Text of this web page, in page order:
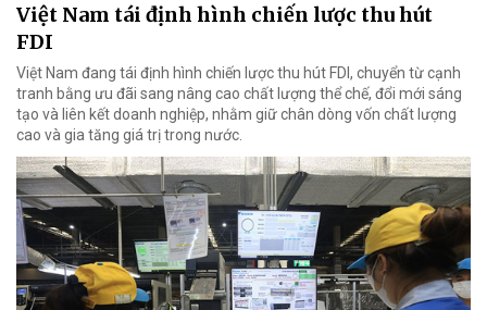
Việt Nam tái định hình chiến lược thu hút
FDI
Việt Nam đang tái định hình chiến lược thu hút FDI, chuyển từ cạnh
tranh bằng ưu đãi sang nâng cao chất lượng thể chế, đổi mới sáng
tạo và liên kết doanh nghiệp, nhằm giữ chân dòng vốn chất lượng
cao và gia tăng giá trị trong nước.